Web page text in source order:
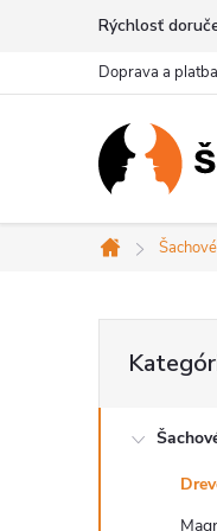
Rýchlosť
Doprava a platba
Domov
o
kategórie